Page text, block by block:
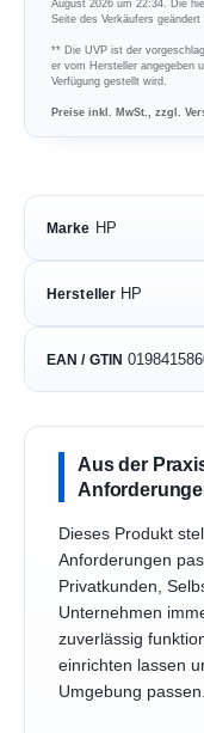
Seite des Verkäufers geändert
** Die UVP ist der
er vom Hersteller angegeben
Verfügung gestellt wird.
Preise inkl. MwSt., zzgl.
Marke HP
Hersteller HP
EAN / GTIN
Aus der
Dieses Produkt
Anforderungen
Privatkunden,
Unternehmen
zuverlässig
einrichten lassen
Umgebung passen.